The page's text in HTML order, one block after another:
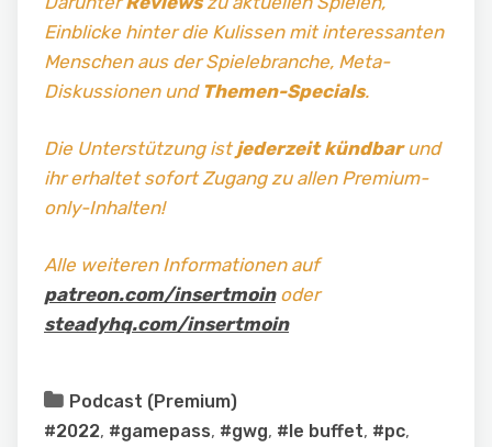
Einblicke hinter die Kulissen mit interessanten
Menschen aus der Spielebranche, Meta-
Diskussionen und Themen-Specials.
Die Unterstützung istjederzeit kündbarund
ihr erhaltet sofort Zugang zu allen Premium-
only-Inhalten!
Alle weiteren Informationen auf
patreon.com/insertmoinoder
steadyhq.com/insertmoin
Podcast (Premium)
#2022, #gamepass, #gwg, #le buffet, #pc,